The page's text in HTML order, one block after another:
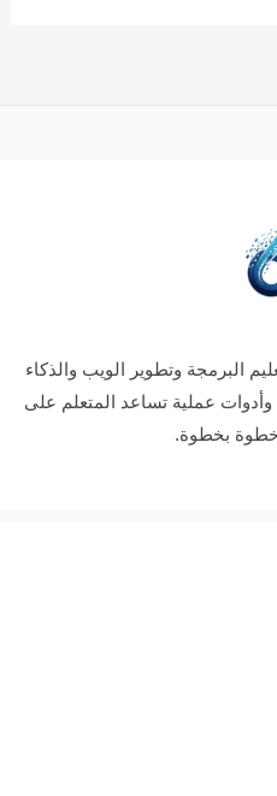
البرمجة وتطوير الويب والذكاء
عملية تساعد المتعلم على
خطوة بخطوة.